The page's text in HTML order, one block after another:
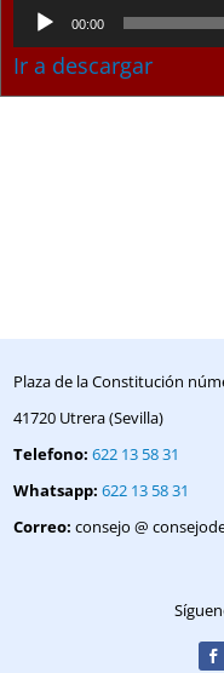
Reproductor
de
audio
00:00
Ir a descargar
Plaza de la Constitución
41720 Utrera (Sevilla)
Telefono: 622 13 58 31
Whatsapp: 622 13 58 31
Correo: consejo @